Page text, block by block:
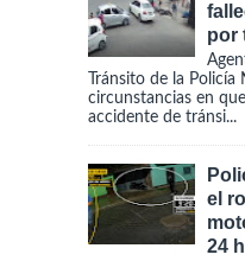
por
Tránsito de la
circunstancias en
accidente de tránsi...
el
24